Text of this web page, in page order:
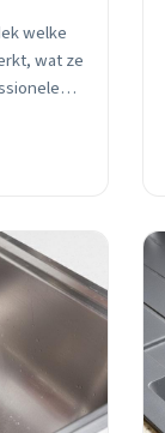
welke
wat ze